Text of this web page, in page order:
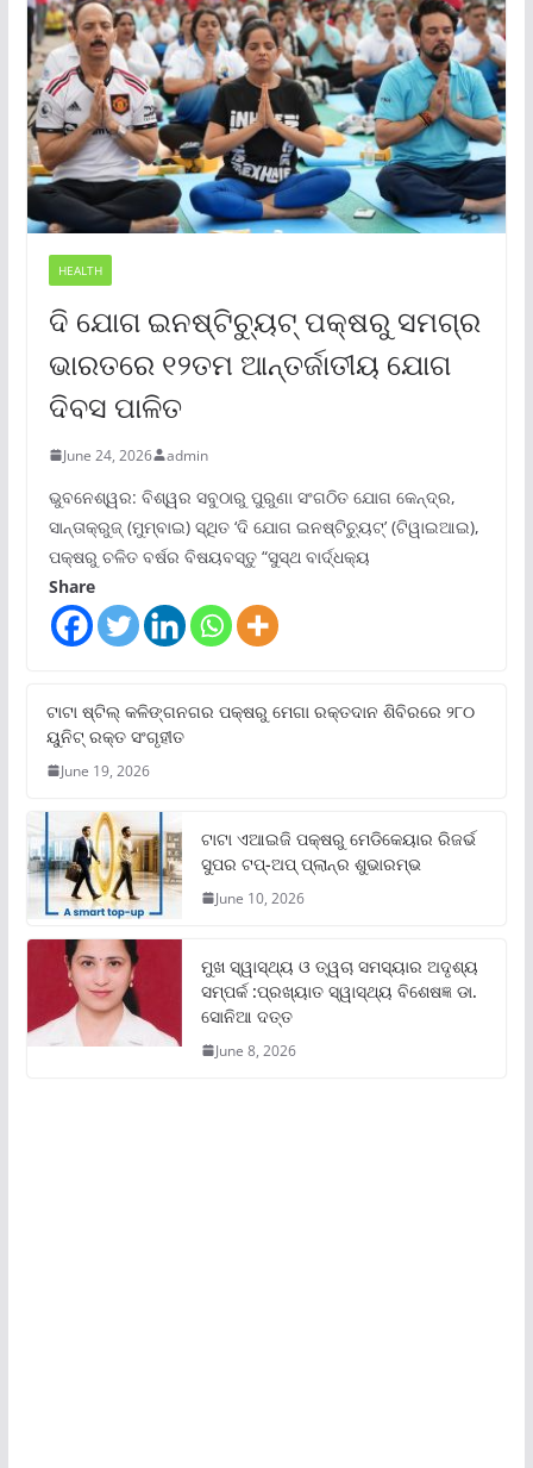
HEALTH
ଦି ଯୋଗ ଇନଷ୍ଟିଚ୍ୟୁଟ୍ ପକ୍ଷରୁ ସମଗ୍ର
ଭାରତରେ ୧୨ତମ ଆନ୍ତର୍ଜାତୀୟ ଯୋଗ
ଦିବସ ପାଳିତ
June 24, 2026 admin
ଭୁବନେଶ୍ୱର: ବିଶ୍ୱର ସବୁଠାରୁ ପୁରୁଣା ସଂଗଠିତ ଯୋଗ କେନ୍ଦ୍ର,
ସାନ୍ତାକ୍ରୁଜ୍ (ମୁମ୍ବାଇ) ସ୍ଥିତ ‘ଦି ଯୋଗ ଇନଷ୍ଟିଚ୍ୟୁଟ୍‌’ (ଟିୱାଇଆଇ),
ପକ୍ଷରୁ ଚଳିତ ବର୍ଷର ବିଷୟବସ୍ତୁ “ସୁସ୍ଥ ବାର୍ଦ୍ଧକ୍ୟ
Share
ଟାଟା ଷ୍ଟିଲ୍‌ କଳିଙ୍ଗନଗର ପକ୍ଷରୁ ମେଗା ରକ୍ତଦାନ ଶିବିରରେ ୨୮୦
ୟୁନିଟ୍‌ ରକ୍ତ ସଂଗୃହୀତ
June 19, 2026
ଟାଟା ଏଆଇଜି ପକ୍ଷରୁ ମେଡିକେୟାର ରିଜର୍ଭ
ସୁପର ଟପ୍‌-ଅପ୍ ପ୍ଲାନ୍‌ର ଶୁଭାରମ୍ଭ
June 10, 2026
ମୁଖ ସ୍ୱାସ୍ଥ୍ୟ ଓ ତ୍ୱଚା ସମସ୍ୟାର ଅଦୃଶ୍ୟ
ସମ୍ପର୍କ :ପ୍ରଖ୍ୟାତ ସ୍ୱାସ୍ଥ୍ୟ ବିଶେଷଜ୍ଞ ଡା.
ସୋନିଆ ଦତ୍ତ
June 8, 2026